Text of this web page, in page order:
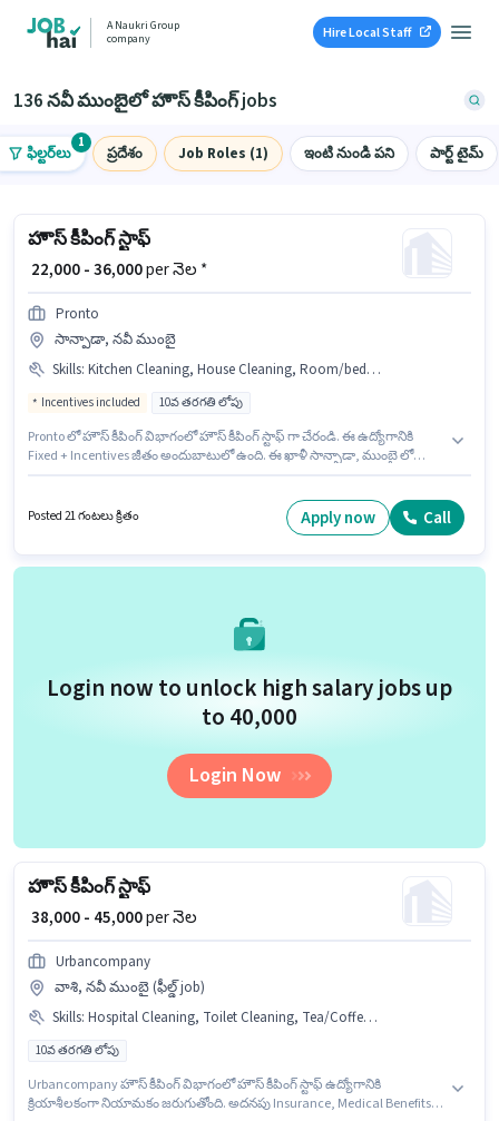
A Naukri Group
company
Hire Local Staff
136 నవీ ముంబైలో హౌస్ కీపింగ్ jobs
ఫిల్టర్‌లు
1
ప్రదేశం Job Roles (1) ఇంటి నుండి పని పార్ట్ టైమ్
హౌస్ కీపింగ్ స్టాఫ్
₹ 22,000 - 36,000per నెల *
Pronto
సాన్పాడా, నవీ ముంబై
Skills: Kitchen Cleaning, House Cleaning, Room/bed Making, Toilet Cleaning, Dusting/ Cleaning
Incentives included 10వ తరగతి లోపు
Pronto లో హౌస్ కీపింగ్ విభాగంలో హౌస్ కీపింగ్ స్టాఫ్ గా చేరండి. ఈ ఉద్యోగానికి
Fixed + Incentives జీతం అందుబాటులో ఉంది. ఈ ఖాళీ సాన్పాడా, ముంబై లో
అర్హత ఉన్న అభ్యర్థులు ఈ ఉద్యోగానికి అప్లై చేసుకోవచ్చు. అదనపు Insurance లు
ఉద్యోగ స్థాయి మరియు కంపెనీ పాలసీలపై ఆధారపడి ఇప్పించబడతాయి.
Posted 21 గంటలు క్రితం Apply now Call
Login now to unlock high salary jobs up
to ₹40,000
Login Now
హౌస్ కీపింగ్ స్టాఫ్
₹ 38,000 - 45,000per నెల
Urbancompany
వాశి, నవీ ముంబై (ఫీల్డ్ job)
Skills: Hospital Cleaning, Toilet Cleaning, Tea/Coffee Making, Restaurant Cleaning, PAN Card, Kitchen Cleaning, Chemical Use, Bank Account, Room/bed Making, School Cleaning, House Cleaning, Dusting/ Cleaning, Aadhar Card
10వ తరగతి లోపు
Urbancompany హౌస్ కీపింగ్ విభాగంలో హౌస్ కీపింగ్ స్టాఫ్ ఉద్యోగానికి
క్రియాశీలకంగా నియామకం జరుగుతోంది. అదనపు Insurance, Medical Benefits